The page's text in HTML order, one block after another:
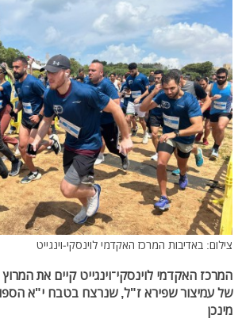
צילום: באדיבות המרכז האקדמי לוינסקי-וינגייט
המרכז האקדמי לוינסקי־וינגייט קיים את
של עמיצור שפירא ז"ל, שנרצח בטבח י"א
מינכן